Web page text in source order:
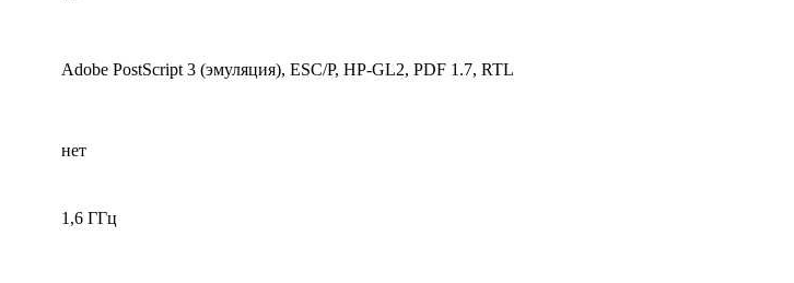
Adobe PostScript 3 (эмуляция), ESC/P, HP-GL2, PDF 1.7, RTL
нет
1,6 ГГц